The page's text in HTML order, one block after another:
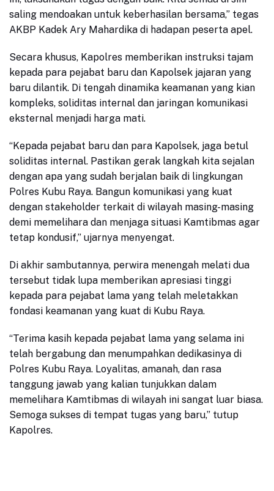
saling mendoakan untuk keberhasilan bersama,” tegas
AKBP Kadek Ary Mahardika di hadapan peserta apel.
Secara khusus, Kapolres memberikan instruksi tajam
kepada para pejabat baru dan Kapolsek jajaran yang
baru dilantik. Di tengah dinamika keamanan yang kian
kompleks, soliditas internal dan jaringan komunikasi
eksternal menjadi harga mati.
“Kepada pejabat baru dan para Kapolsek, jaga betul
soliditas internal. Pastikan gerak langkah kita sejalan
dengan apa yang sudah berjalan baik di lingkungan
Polres Kubu Raya. Bangun komunikasi yang kuat
dengan stakeholder terkait di wilayah masing-masing
demi memelihara dan menjaga situasi Kamtibmas agar
tetap kondusif,” ujarnya menyengat.
Di akhir sambutannya, perwira menengah melati dua
tersebut tidak lupa memberikan apresiasi tinggi
kepada para pejabat lama yang telah meletakkan
fondasi keamanan yang kuat di Kubu Raya.
“Terima kasih kepada pejabat lama yang selama ini
telah bergabung dan menumpahkan dedikasinya di
Polres Kubu Raya. Loyalitas, amanah, dan rasa
tanggung jawab yang kalian tunjukkan dalam
memelihara Kamtibmas di wilayah ini sangat luar biasa.
Semoga sukses di tempat tugas yang baru,” tutup
Kapolres.